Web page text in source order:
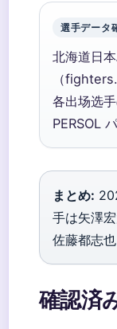
選手データ
北海道日
（
各出场选
PERSOL
まとめ:
手は矢澤
佐藤都志
確認済